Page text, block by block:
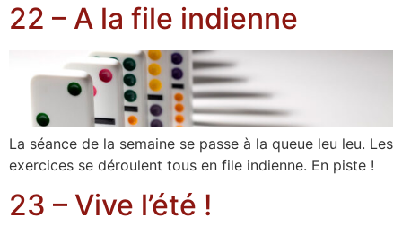
22 – A la file indienne
La séance de la semaine se passe à la queue leu leu. Les
exercices se déroulent tous en file indienne. En piste !
23 – Vive l’été !